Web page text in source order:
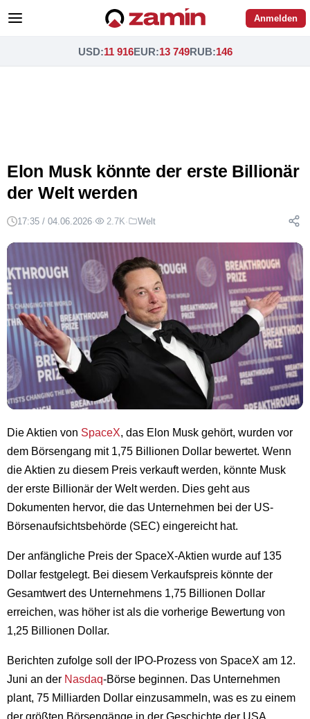
Anmelden
USD:11 916EUR:13 749RUB:146
Elon Musk könnte der erste Billionär
der Welt werden
17:35 / 04.06.2026· 2.7K· Welt
Die Aktien von SpaceX, das Elon Musk gehört, wurden vor
dem Börsengang mit 1,75 Billionen Dollar bewertet. Wenn
die Aktien zu diesem Preis verkauft werden, könnte Musk
der erste Billionär der Welt werden. Dies geht aus
Dokumenten hervor, die das Unternehmen bei der US-
Börsenaufsichtsbehörde (SEC) eingereicht hat.
Der anfängliche Preis der SpaceX-Aktien wurde auf 135
Dollar festgelegt. Bei diesem Verkaufspreis könnte der
Gesamtwert des Unternehmens 1,75 Billionen Dollar
erreichen, was höher ist als die vorherige Bewertung von
1,25 Billionen Dollar.
Berichten zufolge soll der IPO-Prozess von SpaceX am 12.
Juni an der Nasdaq-Börse beginnen. Das Unternehmen
plant, 75 Milliarden Dollar einzusammeln, was es zu einem
der größten Börsengänge in der Geschichte der USA